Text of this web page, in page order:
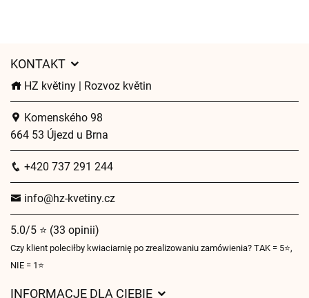
KONTAKT
HZ květiny | Rozvoz květin
Komenského 98
664 53 Újezd u Brna
+420 737 291 244
info@hz-kvetiny.cz
5.0/5 ⭐ (33 opinii)
Czy klient poleciłby kwiaciarnię po zrealizowaniu zamówienia? TAK = 5⭐,
NIE = 1⭐
INFORMACJE DLA CIEBIE